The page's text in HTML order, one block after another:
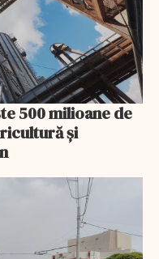
500 milioane de
şi